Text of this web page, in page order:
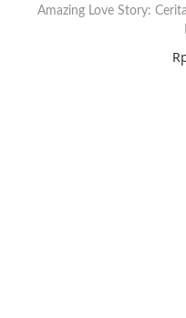
Amazing Love Story: